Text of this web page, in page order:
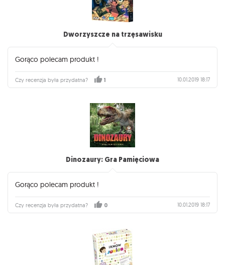
Dworzyszcze na trzęsawisku
Gorąco polecam produkt !
Czy recenzja była przydatna? 1 10.01.2019 18:17
Dinozaury: Gra Pamięciowa
Gorąco polecam produkt !
Czy recenzja była przydatna? 0 10.01.2019 18:17